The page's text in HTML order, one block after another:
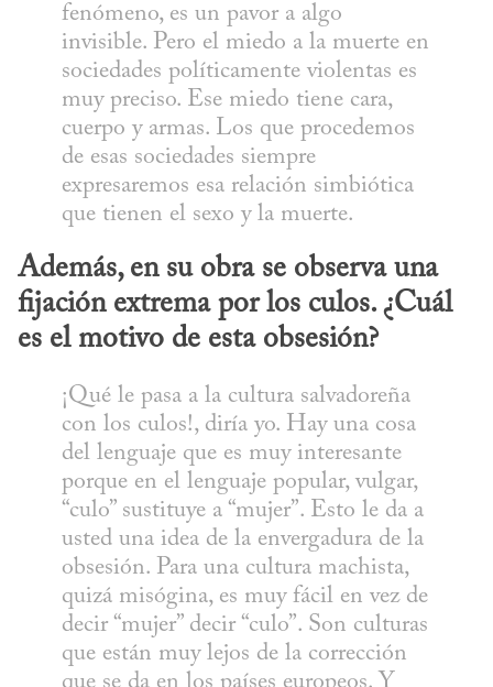
fenómeno, es un pavor a algo
invisible. Pero el miedo a la muerte en
sociedades políticamente violentas es
muy preciso. Ese miedo tiene cara,
cuerpo y armas. Los que procedemos
de esas sociedades siempre
expresaremos esa relación simbiótica
que tienen el sexo y la muerte.
Además, en su obra se observa una
fijación extrema por los culos. ¿Cuál
es el motivo de esta obsesión?
¡Qué le pasa a la cultura salvadoreña
con los culos!, diría yo. Hay una cosa
del lenguaje que es muy interesante
porque en el lenguaje popular, vulgar,
“culo” sustituye a “mujer”. Esto le da a
usted una idea de la envergadura de la
obsesión. Para una cultura machista,
quizá misógina, es muy fácil en vez de
decir “mujer” decir “culo”. Son culturas
que están muy lejos de la corrección